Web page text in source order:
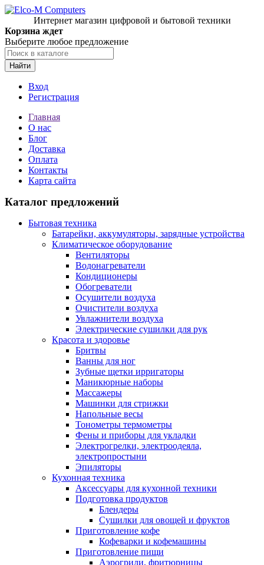
Интернет магазин цифровой и бытовой техники
Корзина ждет
Выберите любое предложение
Найти
Вход
Регистрация
Главная
О нас
Блог
Доставка
Оплата
Контакты
Карта сайта
Каталог предложений
Бытовая техника
Батарейки, аккумуляторы, зарядные устройства
Климатическое оборудование
Вентиляторы
Водонагреватели
Кондиционеры
Обогреватели
Осушители воздуха
Очистители воздуха
Увлажнители воздуха
Электрические сушилки для рук
Красота и здоровье
Бритвы
Ванны для ног
Зубные щетки ирригаторы
Маникюрные наборы
Массажеры
Машинки для стрижки
Напольные весы
Тонометры термометры
Фены и приборы для укладки
Электрогрелки, электроодеяла,
электропростыни
Эпиляторы
Кухонная техника
Аксессуары для кухонной техники
Подготовка продуктов
Блендеры
Сушилки для овощей и фруктов
Приготовление кофе
Кофеварки и кофемашины
Приготовление пищи
Аэрогрили, фритюрницы